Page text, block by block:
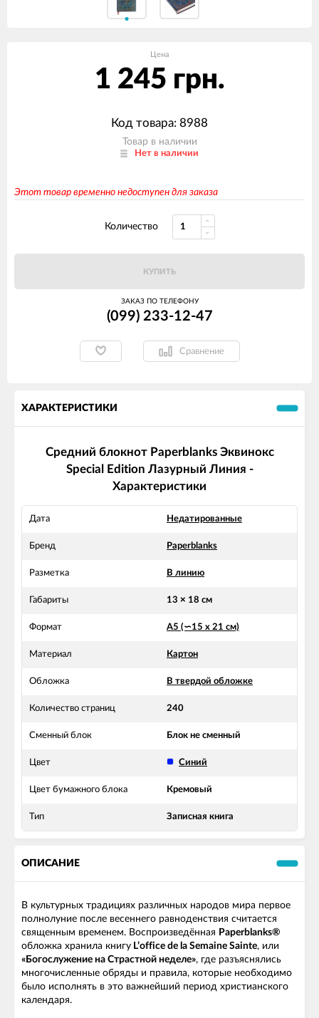
Цена
1 245 грн.
Код товара: 8988
Товар в наличии
Нет в наличии
Этот товар временно недоступен для заказа
Количество
КУПИТЬ
ЗАКАЗ ПО ТЕЛЕФОНУ
(099) 233-12-47
Сравнение
ХАРАКТЕРИСТИКИ
Средний блокнот Paperblanks Эквинокс
Special Edition Лазурный Линия -
Характеристики
Дата Недатированные
Бренд Paperblanks
Разметка В линию
Габариты 13 × 18 см
Формат А5 (∽15 х 21 см)
Материал Картон
Обложка В твердой обложке
Количество страниц 240
Сменный блок Блок не сменный
Цвет Синий
Цвет бумажного блока Кремовый
Тип Записная книга
ОПИСАНИЕ
В культурных традициях различных народов мира первое
полнолуние после весеннего равноденствия считается
священным временем. Воспроизведённая Paperblanks®
обложка хранила книгу L’office de la Semaine Sainte, или
«Богослужение на Страстной неделе», где разъяснялись
многочисленные обряды и правила, которые необходимо
было исполнять в это важнейший период христианского
календаря.